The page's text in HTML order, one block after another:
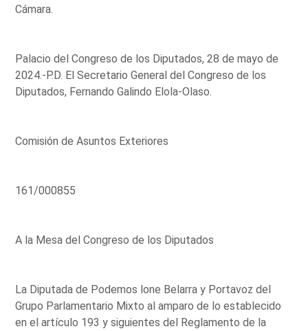
Cámara.
Palacio del Congreso de los Diputados, 28 de mayo de
2024.-P.D. El Secretario General del Congreso de los
Diputados, Fernando Galindo Elola-Olaso.
Comisión de Asuntos Exteriores
161/000855
A la Mesa del Congreso de los Diputados
La Diputada de Podemos lone Belarra y Portavoz del
Grupo Parlamentario Mixto al amparo de lo establecido
en el artículo 193 y siguientes del Reglamento de la